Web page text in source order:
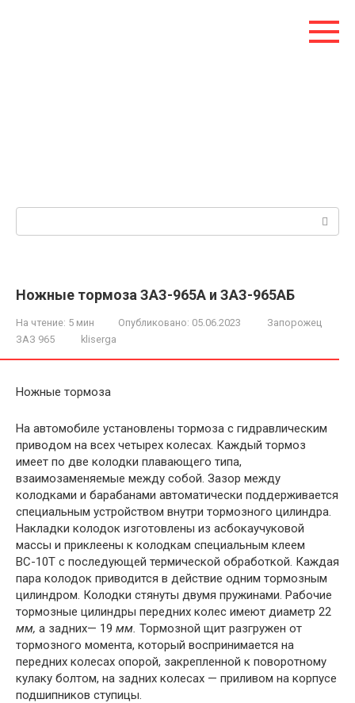
Ножные тормоза ЗАЗ-965А и ЗАЗ-965АБ
На чтение: 5 мин Опубликовано: 05.06.2023
Запорожец
ЗАЗ 965
kliserga
Ножные тормоза
На автомобиле установлены тормоза с гидравлическим
приво­дом на всех четырех колесах. Каждый тормоз
имеет по две колодки плавающего типа,
взаимозаменяемые между собой. Зазор между
колодками и барабанами автоматически поддерживается
специаль­ным устройством внутри тормозного цилиндра.
Накладки колодок изготовлены из асбокаучуковой
массы и приклеены к колодкам специальным клеем
ВС-10Т с последующей термической обработ­кой. Каждая
пара колодок приводится в действие одним тормоз­ным
цилиндром. Колодки стянуты двумя пружинами. Рабочие
тор­мозные цилиндры передних колес имеют диаметр 22
мм, а зад­них— 19 мм. Тормозной щит разгружен от
тормозного момента, который воспринимается на
передних колесах опорой, закрепленной к поворотному
кулаку болтом, на задних колесах — приливом на корпусе
подшипников ступицы.